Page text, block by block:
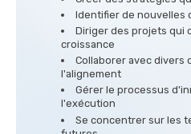
Identifier de nouvelles
Diriger des projets qui
croissance
Collaborer avec divers
l'alignement
Gérer le processus
l'exécution
Se concentrer sur les